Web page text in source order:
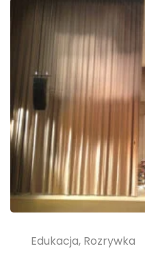
Edukacja, Rozrywka